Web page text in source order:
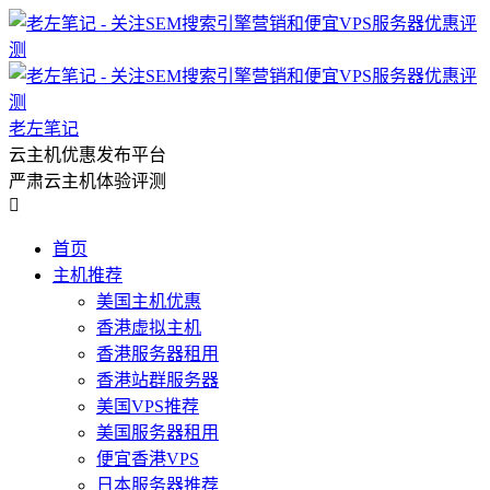
老左笔记
云主机优惠发布平台
严肃云主机体验评测

首页
主机推荐
美国主机优惠
香港虚拟主机
香港服务器租用
香港站群服务器
美国VPS推荐
美国服务器租用
便宜香港VPS
日本服务器推荐